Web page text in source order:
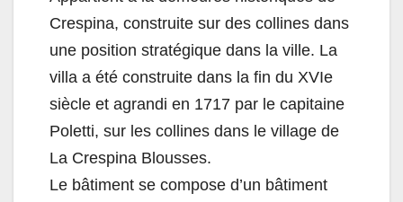
Crespina, construite sur des collines dans
une position stratégique dans la ville. La
villa a été construite dans la fin du XVIe
siècle et agrandi en 1717 par le capitaine
Poletti, sur les collines dans le village de
La Crespina Blousses.
Le bâtiment se compose d’un bâtiment